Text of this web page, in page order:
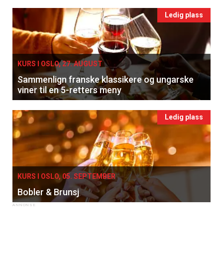
Ledig plass
KURS I OSLO, 27. AUGUST
Sammenlign franske klassikere og ungarske
viner til en 5-retters meny
Ledig plass
KURS I OSLO, 05. SEPTEMBER
Bobler & Brunsj